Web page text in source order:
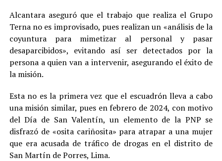
Alcantara aseguró que el trabajo que realiza el Grupo
Terna no es improvisado, pues realizan un «análisis de la
coyuntura para mimetizar al personal y pasar
desaparcibidos», evitando así ser detectados por la
persona a quien van a intervenir, asegurando el éxito de
la misión.
Esta no es la primera vez que el escuadrón lleva a cabo
una misión similar, pues en febrero de 2024, con motivo
del Día de San Valentín, un elemento de la PNP se
disfrazó de «osita cariñosita» para atrapar a una mujer
que era acusada de tráfico de drogas en el distrito de
San Martín de Porres, Lima.